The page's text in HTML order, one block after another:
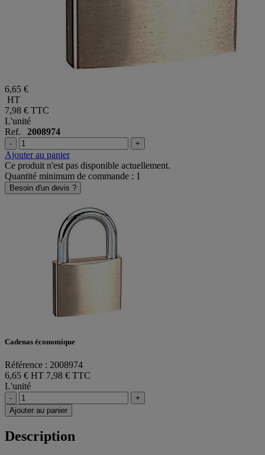
6,65 €
HT
7,98 € TTC
L'unité
Ref. 2008974
- +
Ajouter au panier
Ce produit n'est pas disponible actuellement.
Quantité minimum de commande : 1
Besoin d'un devis ?
Cadenas économique
Référence : 2008974
6,65 € HT 7,98 € TTC
L'unité
-
+
Ajouter au panier
Description